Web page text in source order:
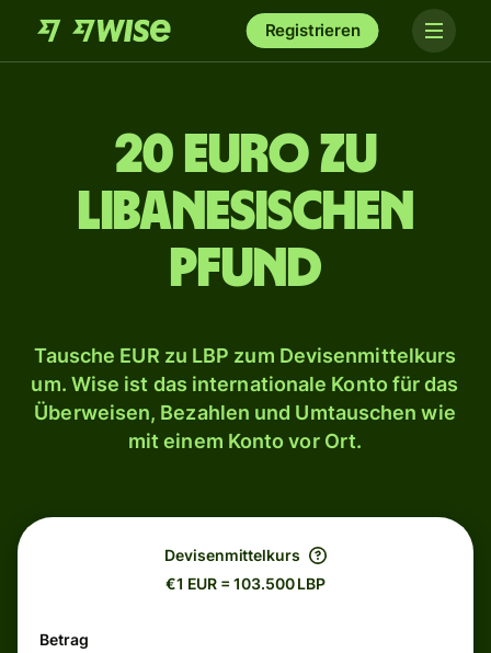
Registrieren
20 Euro zu
libanesischen
Pfund
Tausche EUR zu LBP zum Devisenmittelkurs
um. Wise ist das internationale Konto für das
Überweisen, Bezahlen und Umtauschen wie
mit einem Konto vor Ort.
Devisenmittelkurs
€1 EUR = 103.500 LBP
Betrag